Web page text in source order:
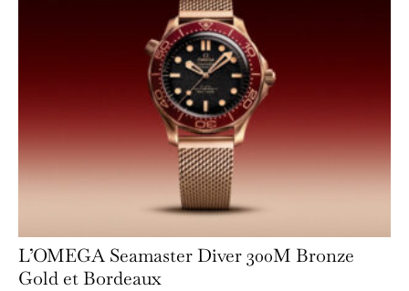
L’OMEGA Seamaster Diver 300M Bronze
Gold et Bordeaux